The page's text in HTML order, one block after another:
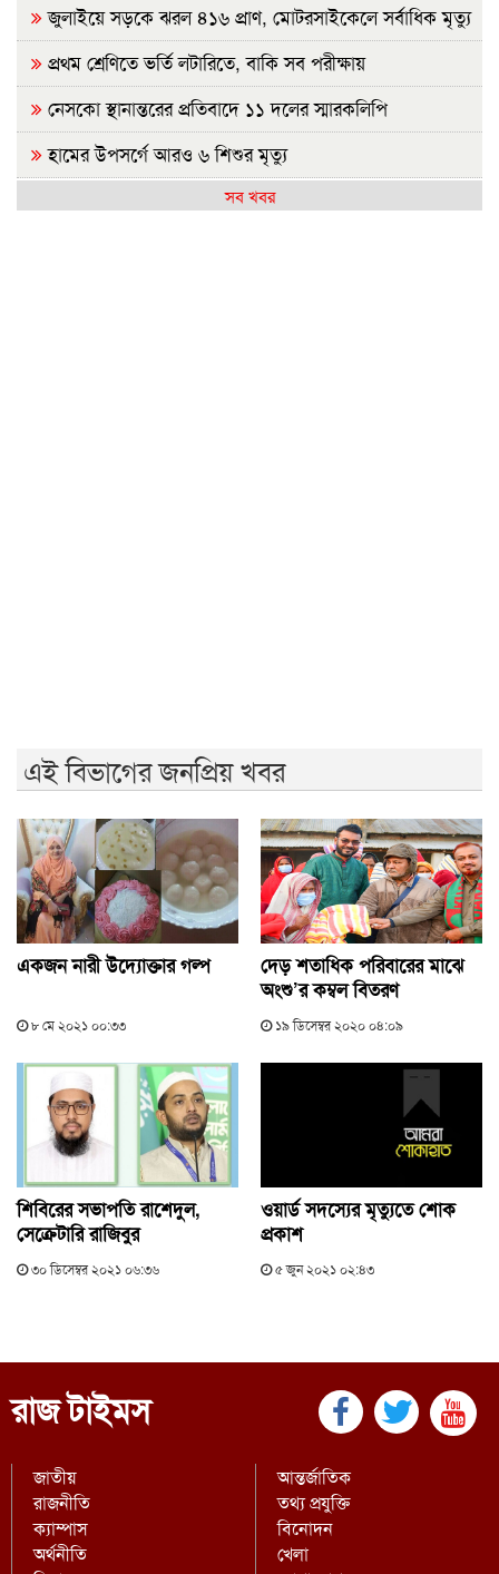
জুলাইয়ে সড়কে ঝরল ৪১৬ প্রাণ, মোটরসাইকেলে সর্বাধিক মৃত্যু
প্রথম শ্রেণিতে ভর্তি লটারিতে, বাকি সব পরীক্ষায়
নেসকো স্থানান্তরের প্রতিবাদে ১১ দলের স্মারকলিপি
হামের উপসর্গে আরও ৬ শিশুর মৃত্যু
লংমার্চের ঘোষণা ১১ দলীয় ঐক্যের
সব খবর
এই বিভাগের জনপ্রিয় খবর
একজন নারী উদ্যোক্তার গল্প
৮ মে ২০২১ ০০:৩৩
দেড় শতাধিক পরিবারের মাঝে
অংশু’র কম্বল বিতরণ
১৯ ডিসেম্বর ২০২০ ০৪:০৯
শিবিরের সভাপতি রাশেদুল,
সেক্রেটারি রাজিবুর
৩০ ডিসেম্বর ২০২১ ০৬:৩৬
ওয়ার্ড সদস্যের মৃত্যুতে শোক
প্রকাশ
৫ জুন ২০২১ ০২:৪৩
রাজ টাইমস
জাতীয়
রাজনীতি
আন্তর্জাতিক
তথ্য প্রযুক্তি
ক্যাম্পাস
অর্থনীতি
বিনোদন
খেলা